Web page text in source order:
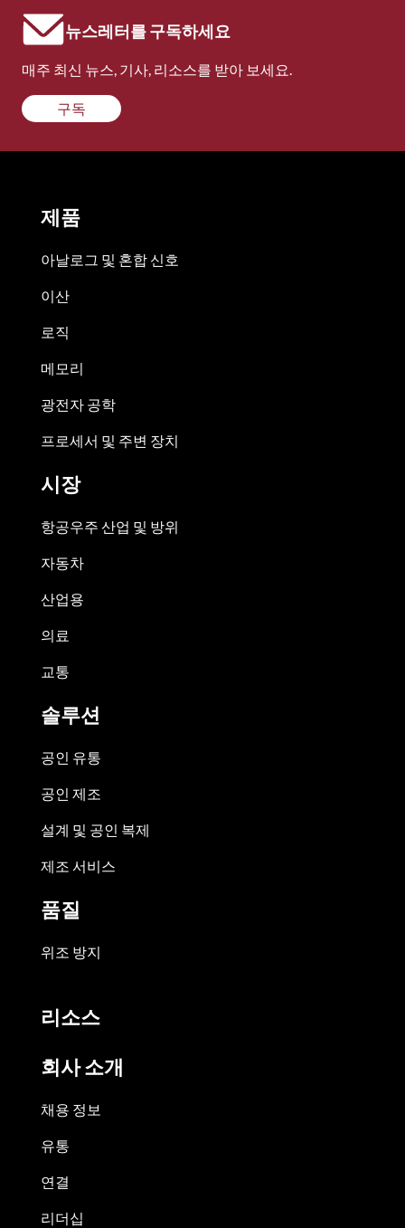
뉴스레터를 구독하세요
매주 최신 뉴스, 기사, 리소스를 받아 보세요.
구독
제품
아날로그 및 혼합 신호
이산
로직
메모리
광전자 공학
프로세서 및 주변 장치
시장
항공우주 산업 및 방위
자동차
산업용
의료
교통
솔루션
공인 유통
공인 제조
설계 및 공인 복제
제조 서비스
품질
위조 방지
리소스
회사 소개
채용 정보
유통
연결
리더십